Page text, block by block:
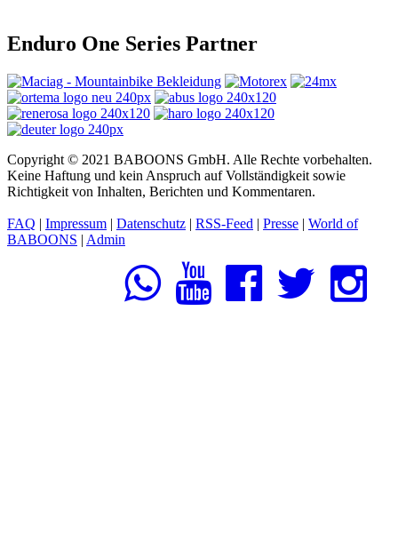
Enduro One Series Partner
Copyright © 2021 BABOONS GmbH. Alle Rechte vorbehalten.
Keine Haftung und kein Anspruch auf Vollständigkeit sowie
Richtigkeit von Inhalten, Berichten und Kommentaren.
FAQ | Impressum | Datenschutz | RSS-Feed | Presse | World of
BABOONS | Admin